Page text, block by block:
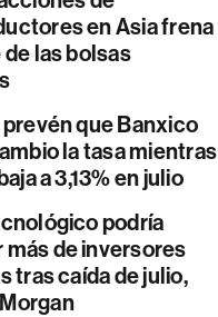
en Asia frena
las bolsas
que Banxico
la tasa mientras
a 3,13% en julio
podría
más de inversores
tras caída de julio,